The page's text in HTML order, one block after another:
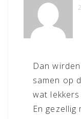
Dan
samen op
wat
En